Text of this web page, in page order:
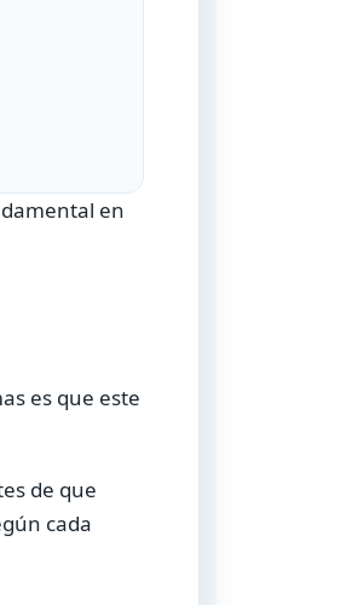
en
es que este
de que
cada